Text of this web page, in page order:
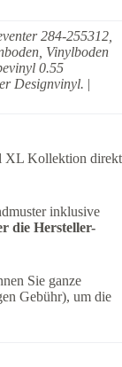
284-255312,
Vinylboden
0.55
Designvinyl. |
XL Kollektion direkt
inklusive
die Hersteller-
Sie ganze
Gebühr), um die